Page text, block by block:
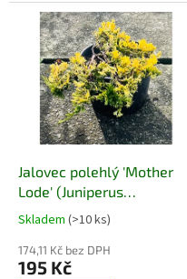
plazivému až široce
rozprostřenému růstu vytváří
stabilní půdopokryvný porost a
výrazný barevný akcent v
zahradě.
Jalovec polehlý 'Mother
Lode' (Juniperus
horizontalis 'Mother Lode')
Skladem (>10 ks)
174,11 Kč bez DPH
195 Kč